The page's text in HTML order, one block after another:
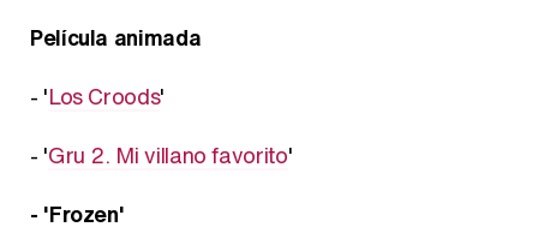
Película animada
- 'Los Croods'
- 'Gru 2. Mi villano favorito'
- 'Frozen'